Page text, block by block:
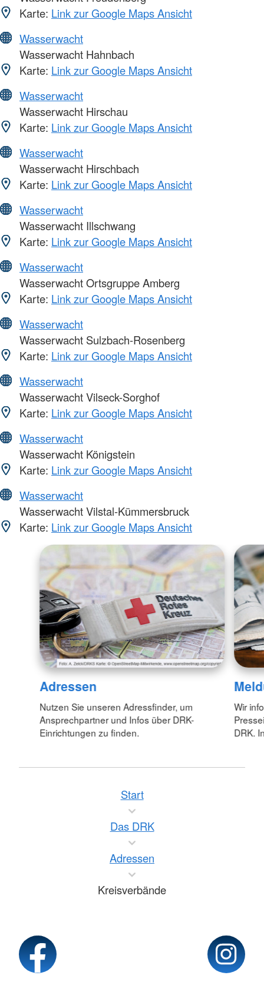
Karte: Link zur Google Maps Ansicht
Wasserwacht
Wasserwacht Hahnbach
Karte: Link zur Google Maps Ansicht
Wasserwacht
Wasserwacht Hirschau
Karte: Link zur Google Maps Ansicht
Wasserwacht
Wasserwacht Hirschbach
Karte: Link zur Google Maps Ansicht
Wasserwacht
Wasserwacht Illschwang
Karte: Link zur Google Maps Ansicht
Wasserwacht
Wasserwacht Ortsgruppe Amberg
Karte: Link zur Google Maps Ansicht
Wasserwacht
Wasserwacht Sulzbach-Rosenberg
Karte: Link zur Google Maps Ansicht
Wasserwacht
Wasserwacht Vilseck-Sorghof
Karte: Link zur Google Maps Ansicht
Wasserwacht
Wasserwacht Königstein
Karte: Link zur Google Maps Ansicht
Wasserwacht
Wasserwacht Vilstal-Kümmersbruck
Karte: Link zur Google Maps Ansicht
Adressen
Nutzen Sie unseren Adressfinder, um
Ansprechpartner und Infos über DRK-
Einrichtungen zu finden.
Wir
DRK.
Start
Das DRK
Adressen
Kreisverbände